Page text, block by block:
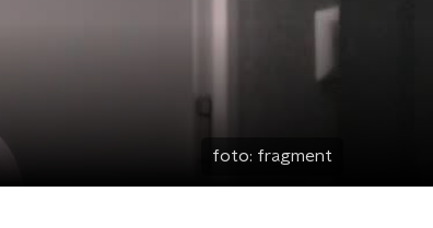
foto: fragment